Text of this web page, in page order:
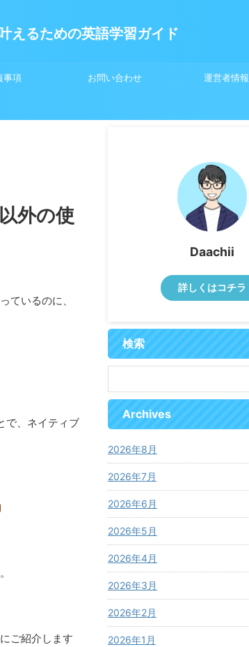
えるための英語学習ガイド
事項 お問い合わせ 運営者情報
外の使
ているのに、
で、ネイティブ
ご紹介します
Daachii
詳しくはコチラ
検索
Archives
2026年8月
2026年7月
2026年6月
2026年5月
2026年4月
2026年3月
2026年2月
2026年1月